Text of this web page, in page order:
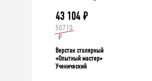
43 104 ₽
50710
₽
Верстак столярный
«Опытный мастер»
Ученический